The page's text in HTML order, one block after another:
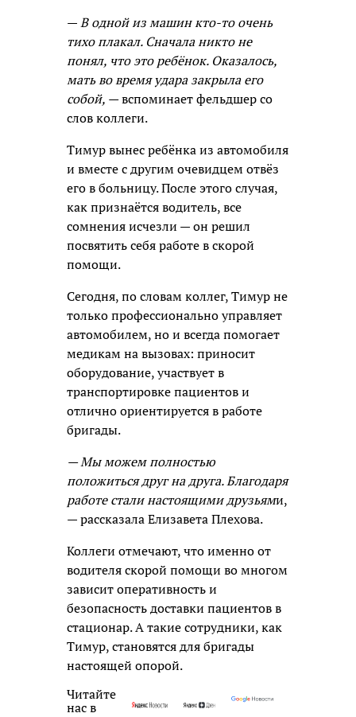
—В одной из машин кто-то очень
тихо плакал. Сначала никто не
понял, что это ребёнок. Оказалось,
мать во время удара закрыла его
собой, —вспоминает фельдшер со
слов коллеги.
Тимур вынес ребёнка из автомобиля
и вместе с другим очевидцем отвёз
его в больницу. После этого случая,
как признаётся водитель, все
сомнения исчезли — он решил
посвятить себя работе в скорой
помощи.
Сегодня, по словам коллег, Тимур не
только профессионально управляет
автомобилем, но и всегда помогает
медикам на вызовах: приносит
оборудование, участвует в
транспортировке пациентов и
отлично ориентируется в работе
бригады.
— Мы можем полностью
положиться друг на друга. Благодаря
работе стали настоящими друзьями,
— рассказала Елизавета Плехова.
Коллеги отмечают, что именно от
водителя скорой помощи во многом
зависит оперативность и
безопасность доставки пациентов в
стационар. А такие сотрудники, как
Тимур, становятся для бригады
настоящей опорой.
Читайте
нас в